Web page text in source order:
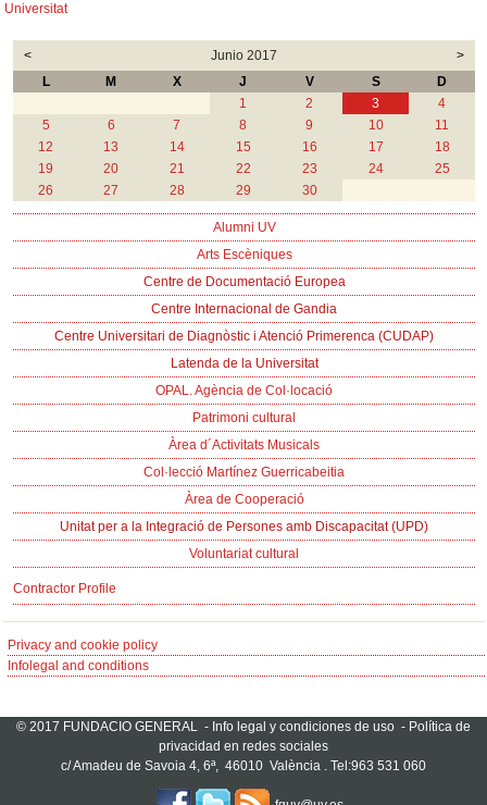
Universitat
< Junio 2017
>
L
M X J V S
D
1
2 3
4
5
6 7 8 9 10
11
12
13 14 15 16 17
18
19
20 21 22 23 24
25
26
27 28 29 30
Alumni UV
Arts Escèniques
Centre de Documentació Europea
Centre Internacional de Gandia
Centre Universitari de Diagnòstic i Atenció Primerenca (CUDAP)
Latenda de la Universitat
OPAL. Agència de Col·locació
Patrimoni cultural
Àrea d´Activitats Musicals
Col·lecció Martínez Guerricabeitia
Àrea de Cooperació
Unitat per a la Integració de Persones amb Discapacitat (UPD)
Voluntariat cultural
Contractor Profile
Privacy and cookie policy
Infolegal and conditions
© 2017 FUNDACIO GENERAL - Info legal y condiciones de uso - Política de
privacidad en redes sociales
c/ Amadeu de Savoia 4, 6ª, 46010 València . Tel:963 531 060